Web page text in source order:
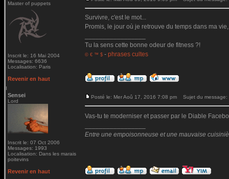
Master of puppets
Inscrit le: 16 Mai 2004
Messages: 6636
Localisation: Paris
Survivre, c'est le mot...
Promis, le jour où je retrouve du temps dans ma
Tu la sens cette bonne odeur de fitness ?!
© € ™ $ - phrases cultes
Revenir en haut
Sensei
Lord
Inscrit le: 07 Oct 2006
Messages: 1993
Localisation: Dans les marais
poitevins
Posté le: Mer Aoû 17, 2016 7:08 pm Sujet du message:
Vas-tu te moderniser et passer par le Diable
Entre une empoisonneuse et une mauvaise
Revenir en haut